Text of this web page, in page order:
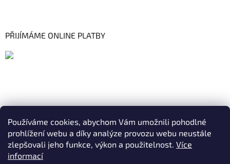
Používáme cookies, abychom Vám umožnili pohodlné
prohlížení webu a díky analýze provozu webu neustále
zlepšovali jeho funkce, výkon a použitelnost. Více
informací
PŘIJÍMÁME ONLINE PLATBY